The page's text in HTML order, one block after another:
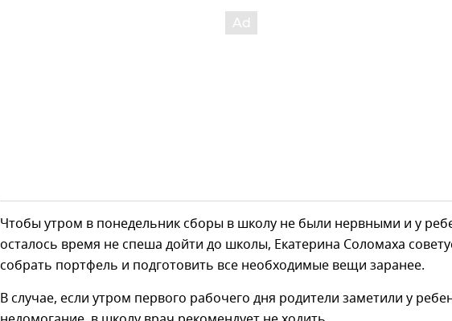
Чтобы утром в понедельник сборы в школу не были нервными и у
осталось время не спеша дойти до школы, Екатерина Соломаха
собрать портфель и подготовить все необходимые вещи заранее.
В случае, если утром первого рабочего дня родители заметили у